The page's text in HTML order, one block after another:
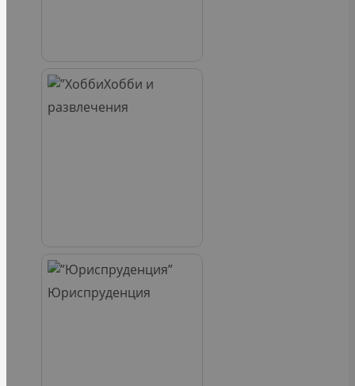
Хобби и
развлечения
Юриспруденция